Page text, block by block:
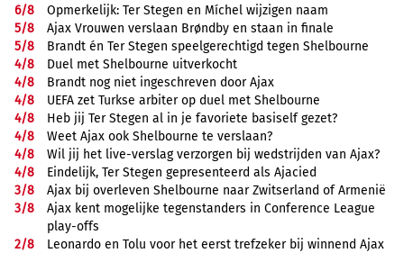
6/8
Opmerkelijk: Ter Stegen en Míchel wijzigen naam
5/8
Ajax Vrouwen verslaan Brøndby en staan in finale
5/8
Brandt én Ter Stegen speelgerechtigd tegen Shelbourne
4/8
Duel met Shelbourne uitverkocht
4/8
Brandt nog niet ingeschreven door Ajax
4/8
UEFA zet Turkse arbiter op duel met Shelbourne
4/8
Heb jij Ter Stegen al in je favoriete basiself gezet?
4/8
Weet Ajax ook Shelbourne te verslaan?
4/8
Wil jij het live-verslag verzorgen bij wedstrijden van Ajax?
4/8
Eindelijk, Ter Stegen gepresenteerd als Ajacied
3/8
Ajax bij overleven Shelbourne naar Zwitserland of Armenië
3/8
Ajax kent mogelijke tegenstanders in Conference League
play-offs
2/8
Leonardo en Tolu voor het eerst trefzeker bij winnend Ajax